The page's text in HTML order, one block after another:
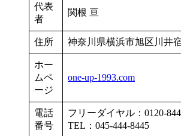
代表
者
関根 亘
住所 神奈川県横浜市旭区川井
ホー
ムペ
ージ
one-up-1993.com
電話
番号
フリーダイヤル：0120-
TEL：045-444-8445